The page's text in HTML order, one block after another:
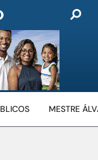
MESTRE